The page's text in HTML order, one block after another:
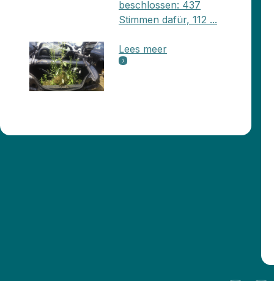
beschlossen: 437
Stimmen dafür, 112 ...
Lees meer